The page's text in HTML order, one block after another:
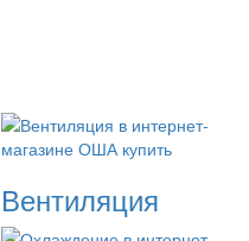
Вентиляция